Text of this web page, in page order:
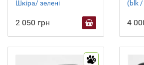
Шкіра/ зелені
2 050 грн
(blk /
4
9